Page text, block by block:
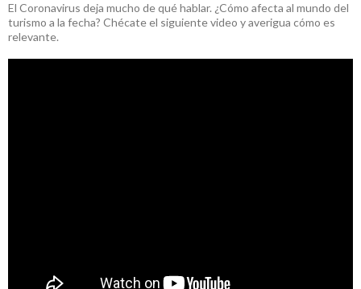
El Coronavirus deja mucho de qué hablar. ¿Cómo afecta al mundo del
turismo a la fecha? Chécate el siguiente video y averigua cómo es
relevante.